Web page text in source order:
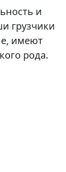
и
грузчики
имеют
рода.